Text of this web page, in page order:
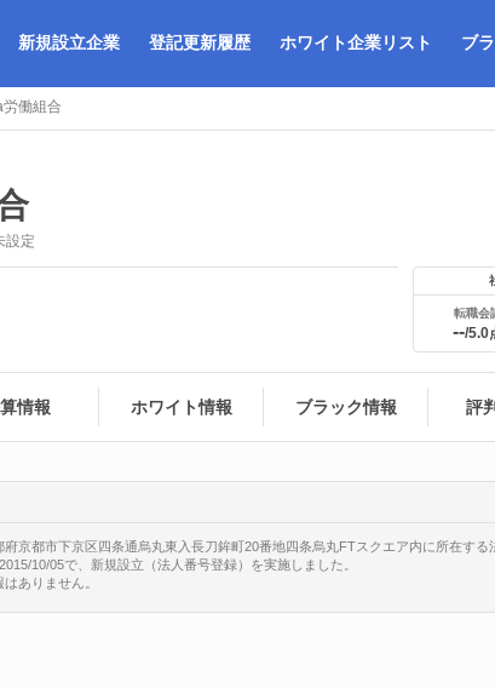
新規設立企業 登記更新履歴 ホワイト企業リスト ブ
働組合
設定
転職会
--/5.0
情報 ホワイト情報 ブラック情報 評
京都市下京区四条通烏丸東入長刀鉾町20番地四条烏丸FTスクエア内に所在する
10/05で、新規設立（法人番号登録）を実施しました。
ありません。